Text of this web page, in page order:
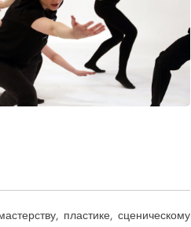
пластике, сценическому